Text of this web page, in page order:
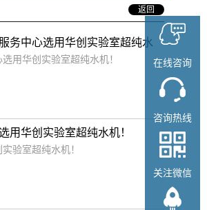
返回
务中心选用华创实验室超纯水
用华创实验室超纯水机！
用华创实验室超纯水机！
验室超纯水机！
在线咨询
咨询热线
关注微信